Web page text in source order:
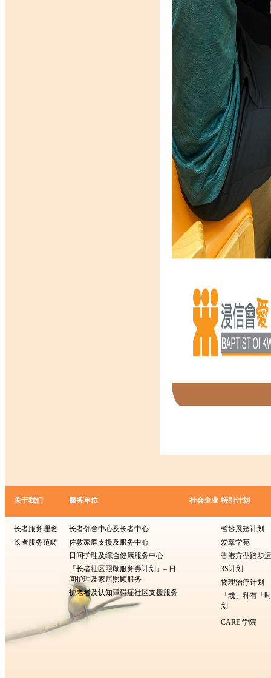
关于我们
长者服务理念
长者服务范畴
服务单位
长者邻舍中心及长者中心
佐敦家庭支援及服务中心
日间护理及综合健康服务中心
「长者社区照顾服务券计划」– 日
间护理及家居照顾服务
护老者及认知障碍症社区支援服务
社会企业 特别计划
耆妙展翅计划
爱羣学苑
香港方型​​踏步
3S计划
物理治疗计划
「栽」种有
划
CARE 学院